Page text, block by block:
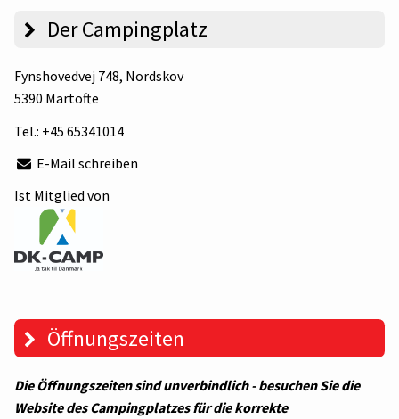
Der Campingplatz
Fynshovedvej 748, Nordskov
5390 Martofte
Tel.: +45 65341014
E-Mail schreiben
Ist Mitglied von
Öffnungszeiten
Die Öffnungszeiten sind unverbindlich - besuchen Sie die
Website des Campingplatzes für die korrekte